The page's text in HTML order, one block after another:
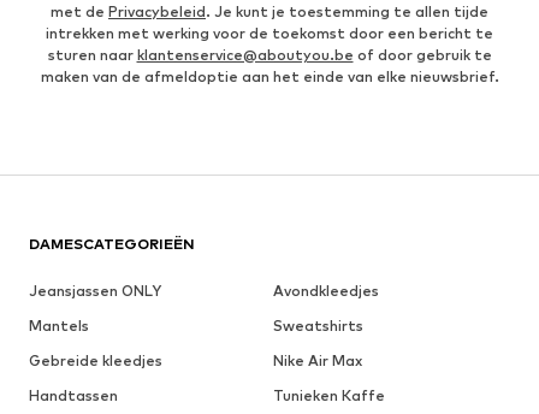
met de Privacybeleid. Je kunt je toestemming te allen tijde
intrekken met werking voor de toekomst door een bericht te
sturen naar klantenservice@aboutyou.be of door gebruik te
maken van de afmeldoptie aan het einde van elke nieuwsbrief.
DAMESCATEGORIEËN
Jeansjassen ONLY
Avondkleedjes
Mantels
Sweatshirts
Gebreide kleedjes
Nike Air Max
Handtassen
Tunieken Kaffe